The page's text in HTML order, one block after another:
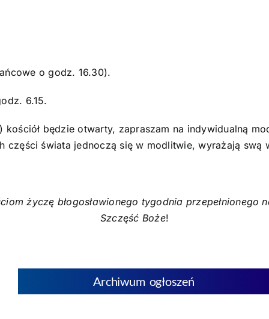
POMOC DUCHOWA
o godz. 16.30).
6.15.
będzie otwarty, zapraszam na indywidualną
świata jednoczą się w modlitwie, wyrażają
życzę błogosławionego tygodnia przepełnionego
Szczęść Boże!
Archiwum ogłoszeń